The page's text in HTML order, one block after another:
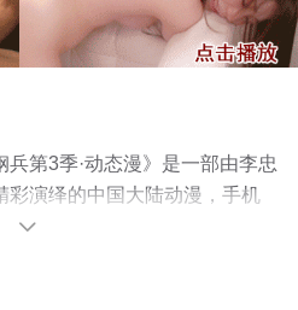
第3季·动态漫》是一部由李忠
彩演绎的中国大陆动漫，手机
动漫全集就上星辰影视，更多
